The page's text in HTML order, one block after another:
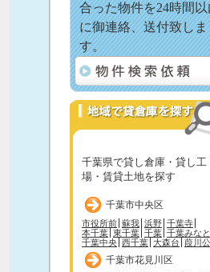
合った物件を24時間以
に御連絡、送付致しま
す。
千葉県で貸し倉庫・貸し工
場・賃貸土地を探す
千葉市中央区
市役所前 蘇我 浜野 千葉寺
本千葉 東千葉 千葉 千葉みなと
千葉中央 西千葉 大森台 葭川
千葉市花見川区